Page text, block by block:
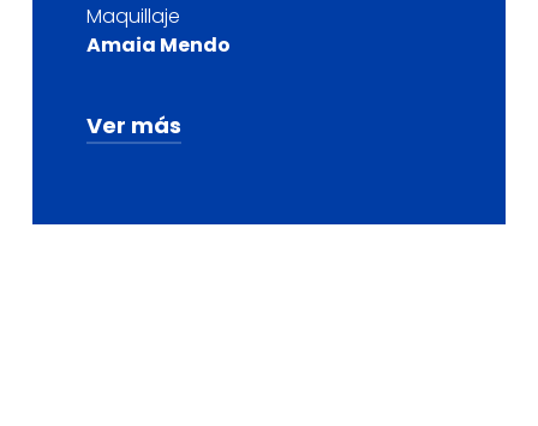
Maquillaje
Amaia Mendo
Ver más